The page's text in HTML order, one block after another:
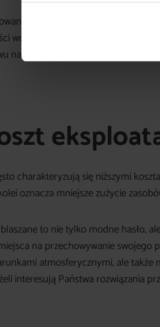
garaży blaszanych może
wód opadowych docierających
na środowisko naturalne. Możemy
charakteryzują się niższymi
oznacza mniejsze zużycie
to nie tylko modne hasło,
na przechowywanie
atmosferycznymi, ale
interesują Państwa rozwiązania